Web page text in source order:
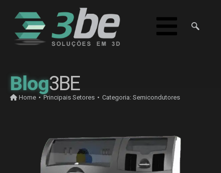
Blog3BE
Home • Principais Setores • Categoria: Semicondutores